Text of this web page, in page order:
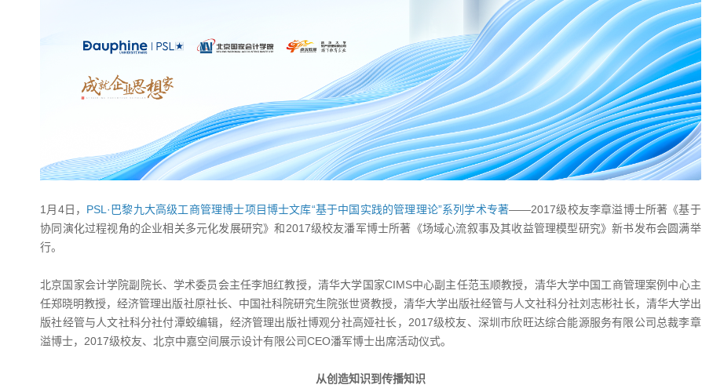
1月4日， PSL·巴黎九大高级工商管理博士项目博士文库“基于中国实践的管理理论”系列学术专著——2017级校友李章溢博士所著《基于
协同演化过程视角的企业相关多元化发展研究》和2017级校友潘军博士所著《场域心流叙事及其收益管理模型研究》新书发布会圆满举
行。
北京国家会计学院副院长、学术委员会主任李旭红教授，清华大学国家CIMS中心副主任范玉顺教授，清华大学中国工商管理案例中心主
任郑晓明教授，经济管理出版社原社长、中国社科院研究生院张世贤教授，清华大学出版社经管与人文社科分社刘志彬社长，清华大学出
版社经管与人文社科分社付潭蛟编辑，经济管理出版社博观分社高娅社长，2017级校友、深圳市欣旺达综合能源服务有限公司总裁李章
溢博士，2017级校友、北京中嘉空间展示设计有限公司CEO潘军博士出席活动仪式。
从创造知识到传播知识